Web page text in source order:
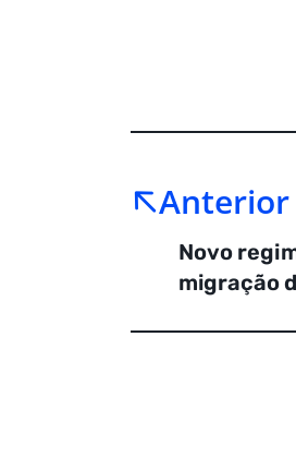
Anterior
Novo
migração